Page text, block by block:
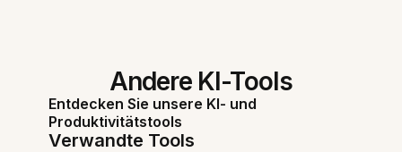
Andere KI-Tools
Entdecken Sie unsere KI- und
Produktivitätstools
Verwandte Tools